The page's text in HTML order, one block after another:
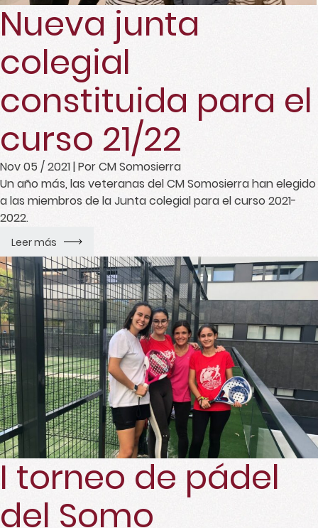
Nueva junta
colegial
constituida para el
curso 21/22
Nov 05 / 2021| Por CM Somosierra
Un año más, las veteranas del CM Somosierra han elegido
a las miembros de la Junta colegial para el curso 2021-
2022.
Leer más
I torneo de pádel
del Somo